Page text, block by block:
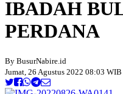
IBADAH
PERDANA
By BusurNabire.id
Jumat, 26 Agustus 2022 08:03